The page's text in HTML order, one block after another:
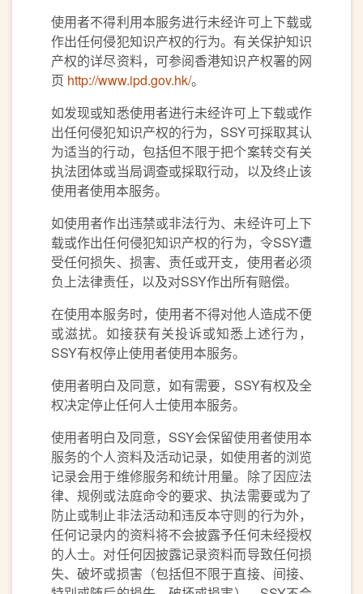
使用者不得利用本服务进行未经许可上下载或
作出任何侵犯知识产权的行为。有关保护知识
产权的详尽资料，可参阅香港知识产权署的网
页 http://www.ipd.gov.hk/。
如发现或知悉使用者进行未经许可上下载或作
出任何侵犯知识产权的行为，SSY可採取其认
为适当的行动，包括但不限于把个案转交有关
执法团体或当局调查或採取行动，以及终止该
使用者使用本服务。
如使用者作出违禁或非法行为、未经许可上下
载或作出任何侵犯知识产权的行为，令SSY遭
受任何损失、损害、责任或开支，使用者必须
负上法律责任，以及对SSY作出所有赔偿。
在使用本服务时，使用者不得对他人造成不便
或滋扰。如接获有关投诉或知悉上述行为，
SSY有权停止使用者使用本服务。
使用者明白及同意，如有需要，SSY有权及全
权决定停止任何人士使用本服务。
使用者明白及同意，SSY会保留使用者使用本
服务的个人资料及活动记录，如使用者的浏览
记录会用于维修服务和统计用量。除了因应法
律、规例或法庭命令的要求、执法需要或为了
防止或制止非法活动和违反本守则的行为外，
任何记录内的资料将不会披露予任何未经授权
的人士。对任何因披露记录资料而导致任何损
失、破坏或损害（包括但不限于直接、间接、